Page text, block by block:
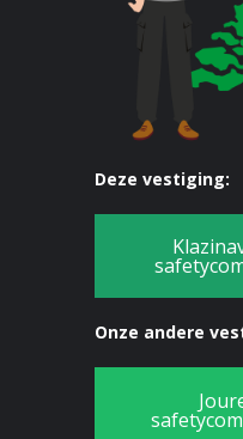
Deze vestiging:
Onze andere